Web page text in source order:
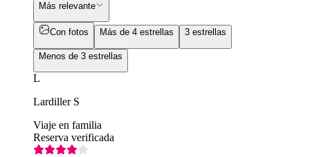
Más relevante
Con fotos Más de 4 estrellas 3 estrellas
Menos de 3 estrellas
L
Lardiller S
Viaje en familia
Reserva verificada